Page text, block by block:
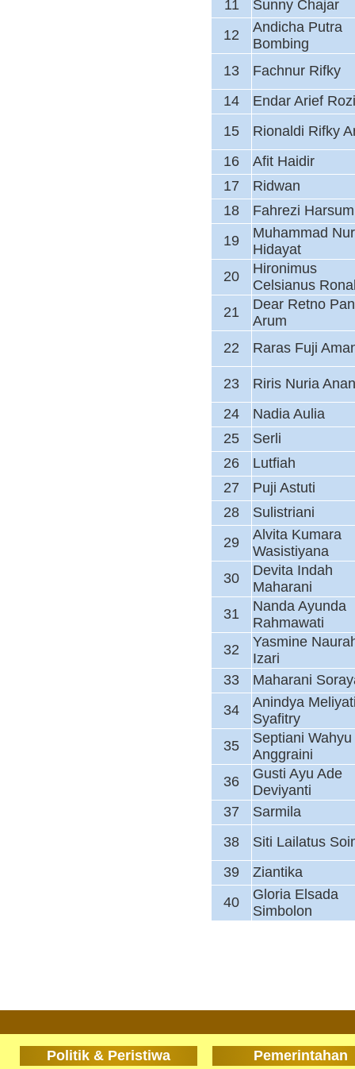
11
Sunny Chajar
12
Andicha Putra
Bombing
13
Fachnur Rifky
14
Endar Arief
15
Rionaldi Rifky
16
Afit Haidir
17
Ridwan
18
Fahrezi Harsum
19
Muhammad Nur
Hidayat
20
Hironimus
Celsianus
21
Dear Retno
Arum
22
Raras Fuji
23
Riris Nuria
24
Nadia Aulia
25
Serli
26
Lutfiah
27
Puji Astuti
28
Sulistriani
29
Alvita Kumara
Wasistiyana
30
Devita Indah
Maharani
31
Nanda Ayunda
Rahmawati
32
Yasmine
Izari
33
Maharani
34
Anindya
Syafitry
35
Septiani Wahyu
Anggraini
36
Gusti Ayu Ade
Deviyanti
37
Sarmila
38
Siti Lailatus
39
Ziantika
40
Gloria Elsada
Simbolon
Politik & Peristiwa Pemerintahan